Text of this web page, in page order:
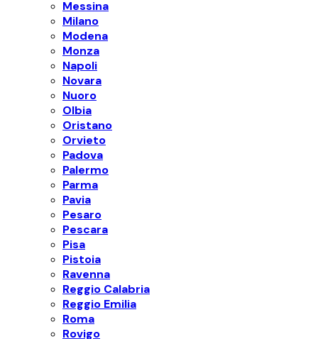
Messina
Milano
Modena
Monza
Napoli
Novara
Nuoro
Olbia
Oristano
Orvieto
Padova
Palermo
Parma
Pavia
Pesaro
Pescara
Pisa
Pistoia
Ravenna
Reggio Calabria
Reggio Emilia
Roma
Rovigo